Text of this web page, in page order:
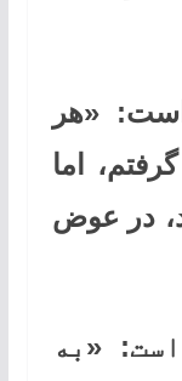
«هر
اما
در عوض
«به